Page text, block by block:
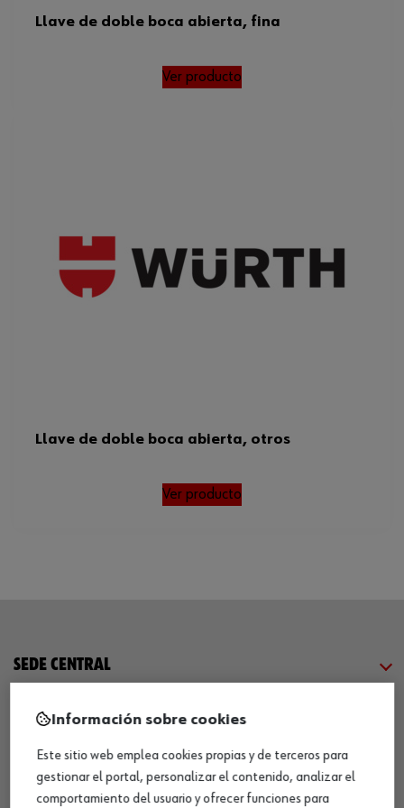
Llave de doble boca abierta, fina
Ver producto
Llave de doble boca abierta, otros
Ver producto
SEDE CENTRAL
CENTRO LOGÍSTICO / MUSEO
SOBRE WÜRTH
Información sobre cookies
Este sitio web emplea cookies propias y de terceros para
gestionar el portal, personalizar el contenido, analizar el
comportamiento del usuario y ofrecer funciones para